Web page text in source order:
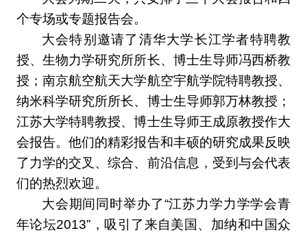
个专场或专题报告会。
大会特别邀请了清华大学长江学者特聘教
授、生物力学研究所所长、博士生导师冯西桥教
授；南京航空航天大学航空宇航学院特聘教授、
纳米科学研究所所长、博士生导师郭万林教授；
江苏大学特聘教授、博士生导师王成原教授作大
会报告。他们的精彩报告和丰硕的研究成果反映
了力学的交叉、综合、前沿信息，受到与会代表
们的热烈欢迎。
大会期间同时举办了“江苏力学力学学会青
年论坛2013”，吸引了来自美国、加纳和中国众